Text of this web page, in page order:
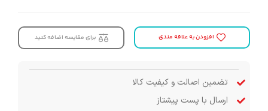
افزودن به علاقه مندی برای مقایسه اضافه کنید
تضمین اصالت و کیفیت کالا
ارسال با پست پیشتاز